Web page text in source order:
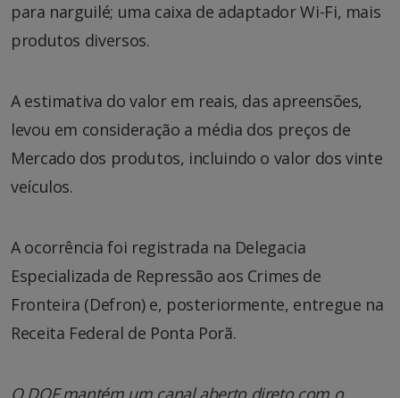
para narguilé; uma caixa de adaptador Wi-Fi, mais
produtos diversos.
A estimativa do valor em reais, das apreensões,
levou em consideração a média dos preços de
Mercado dos produtos, incluindo o valor dos vinte
veículos.
A ocorrência foi registrada na Delegacia
Especializada de Repressão aos Crimes de
Fronteira (Defron) e, posteriormente, entregue na
Receita Federal de Ponta Porã.
O DOF mantém um canal aberto direto com o